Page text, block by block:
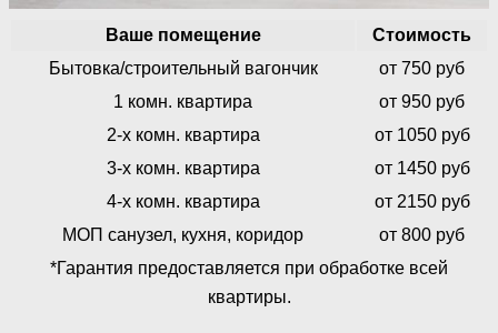
Ваше помещение
Стоимость
Бытовка/строительный вагончик
от 750 руб
1 комн. квартира
от 950 руб
2-х комн. квартира
от 1050 руб
3-х комн. квартира
от 1450 руб
4-х комн. квартира
от 2150 руб
МОП санузел, кухня, коридор
от 800 руб
*Гарантия предоставляется при обработке всей
квартиры.